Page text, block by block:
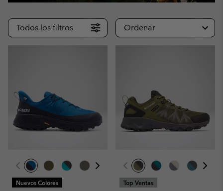
Todos los filtros Ordenar
Nuevos Colores Top Ventas